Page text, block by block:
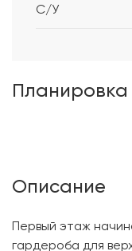
С/У
Планировка
Описание
Первый этаж
гардероба для